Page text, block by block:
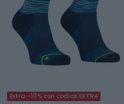
Extra -10% con codice EXTRA